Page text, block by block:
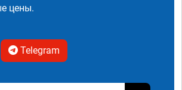
цены.
Telegram